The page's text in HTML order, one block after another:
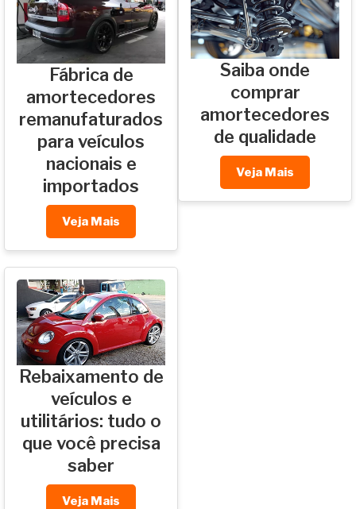
Fábrica de
amortecedores
remanufaturados
para veículos
nacionais e
importados
Veja Mais
Saiba onde
comprar
amortecedores
de qualidade
Veja Mais
Rebaixamento de
veículos e
utilitários: tudo o
que você precisa
saber
Veja Mais